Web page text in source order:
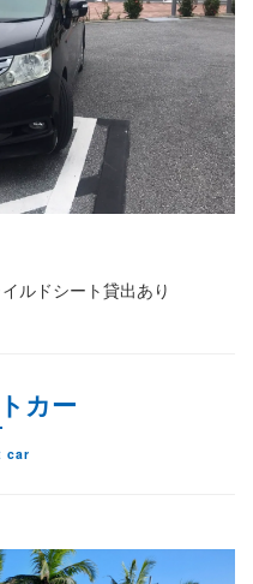
ルドシート貸出あり
カー
car